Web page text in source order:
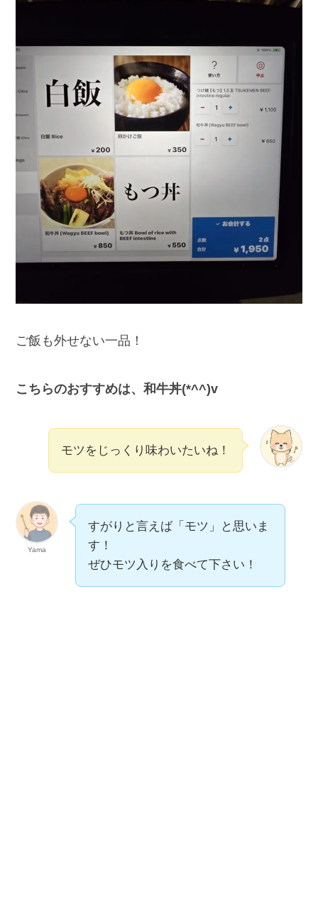
ご飯も外せない一品！
こちらのおすすめは、和牛丼(*^^)v
モツをじっくり味わいたいね！
Yama
すがりと言えば「モツ」と思いま
す！
ぜひモツ入りを食べて下さい！